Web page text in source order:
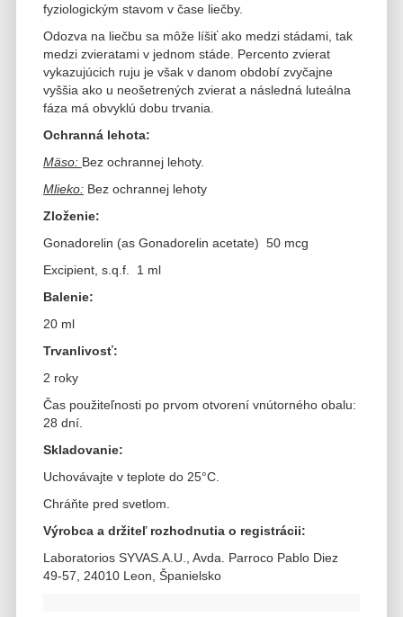
fyziologickým stavom v čase liečby.
Odozva na liečbu sa môže líšiť ako medzi stádami, tak
medzi zvieratami v jednom stáde. Percento zvierat
vykazujúcich ruju je však v danom období zvyčajne
vyššia ako u neošetrených zvierat a následná luteálna
fáza má obvyklú dobu trvania.
Ochranná lehota:
Mäso: Bez ochrannej lehoty.
Mlieko:Bez ochrannej lehoty
Zloženie:
Gonadorelin (as Gonadorelin acetate) 50 mcg
Excipient, s.q.f. 1 ml
Balenie:
20 ml
Trvanlivosť:
2 roky
Čas použiteľnosti po prvom otvorení vnútorného obalu:
28 dní.
Skladovanie:
Uchovávajte v teplote do 25°C.
Chráňte pred svetlom.
Výrobca a držiteľ rozhodnutia o registrácii:
Laboratorios SYVAS.A.U., Avda. Parroco Pablo Diez
49-57, 24010 Leon, Španielsko